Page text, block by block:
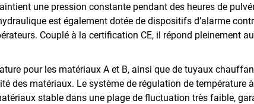
une pression constante pendant des heures de
est également dotée de dispositifs d’alarme
Couplé à la certification CE, il répond pleinement
pour les matériaux A et B, ainsi que de tuyaux
des matériaux. Le système de régulation de température
stable dans une plage de fluctuation très faible,